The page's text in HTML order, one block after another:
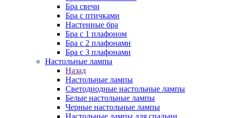
Бра свечи
Бра с птичками
Настенные бра
Бра с 1 плафоном
Бра с 2 плафонами
Бра с 3 плафонами
Настольные лампы
Назад
Настольные лампы
Светодиодные настольные лампы
Белые настольные лампы
Черные настольные лампы
Настольные лампы для спальни